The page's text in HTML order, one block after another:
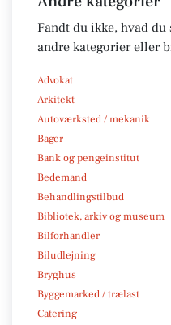
Fandt du ikke, hvad du
andre kategorier eller
Advokat
Arkitekt
Autoværksted / mekanik
Bager
Bank og pengeinstitut
Bedemand
Behandlingstilbud
Bibliotek, arkiv og museum
Bilforhandler
Biludlejning
Bryghus
Byggemarked / trælast
Catering